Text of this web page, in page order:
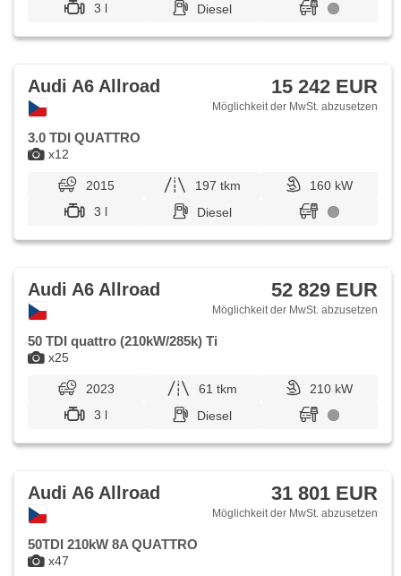
3 l
Diesel
x12
Audi A6 Allroad 15 242 EUR
Möglichkeit der MwSt. abzusetzen
3.0 TDI QUATTRO
2015 197 tkm
160 kW
3 l
Diesel
x25
Audi A6 Allroad 52 829 EUR
Möglichkeit der MwSt. abzusetzen
50 TDI quattro (210kW/285k) Ti
2023 61 tkm
210 kW
3 l
Diesel
x47
Audi A6 Allroad 31 801 EUR
Möglichkeit der MwSt. abzusetzen
50TDI 210kW 8A QUATTRO